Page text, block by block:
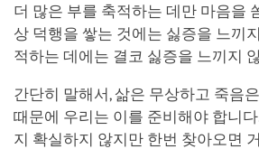
더 많은 부를 축적하는 데만 마음을
상 덕행을 쌓는 것에는 싫증을 느끼
적하는 데에는 결코 싫증을 느끼지
간단히 말해서, 삶은 무상하고 죽음
때문에 우리는 이를 준비해야 합니
지 확실하지 않지만 한번 찾아오면